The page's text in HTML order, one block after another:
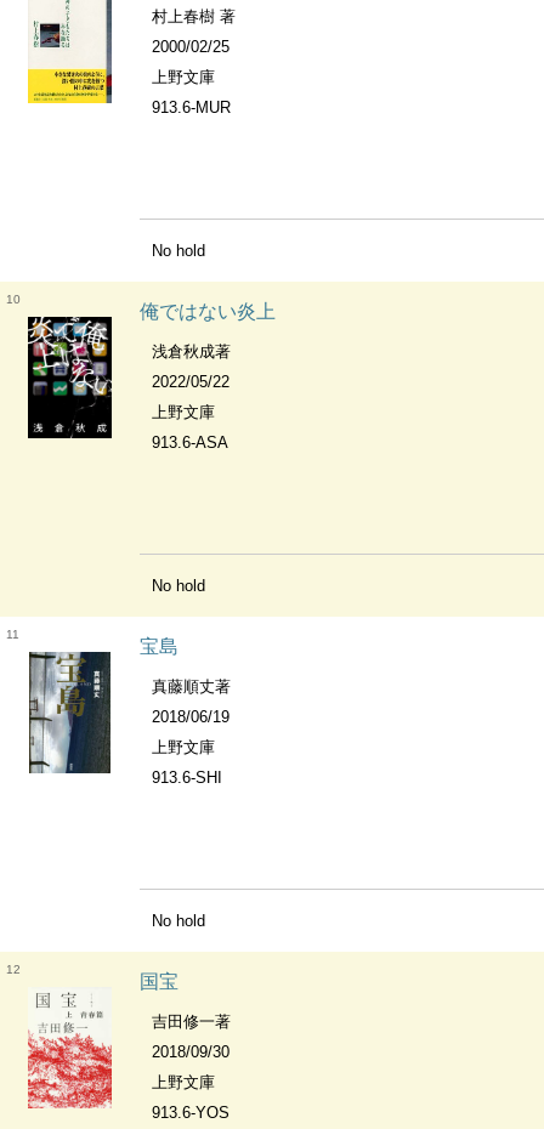
村上春樹 著
2000/02/25
上野文庫
913.6-MUR
No hold
10
俺ではない炎上
浅倉秋成著
2022/05/22
上野文庫
913.6-ASA
No hold
11
宝島
真藤順丈著
2018/06/19
上野文庫
913.6-SHI
No hold
12
国宝
吉田修一著
2018/09/30
上野文庫
913.6-YOS